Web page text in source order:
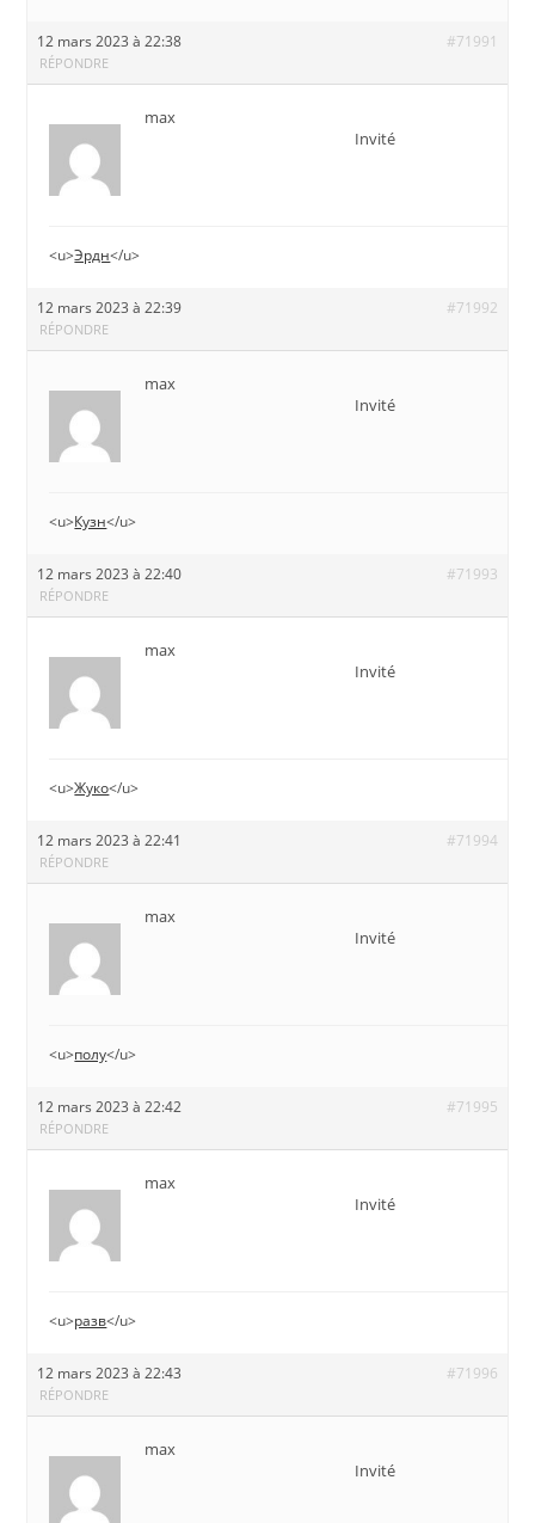
12 mars 2023 à 22:38 #71991
RÉPONDRE
max
Invité
<u>Эрдн</u>
12 mars 2023 à 22:39 #71992
RÉPONDRE
max
Invité
<u>Кузн</u>
12 mars 2023 à 22:40 #71993
RÉPONDRE
max
Invité
<u>Жуко</u>
12 mars 2023 à 22:41 #71994
RÉPONDRE
max
Invité
<u>полу</u>
12 mars 2023 à 22:42 #71995
RÉPONDRE
max
Invité
<u>разв</u>
12 mars 2023 à 22:43 #71996
RÉPONDRE
max
Invité